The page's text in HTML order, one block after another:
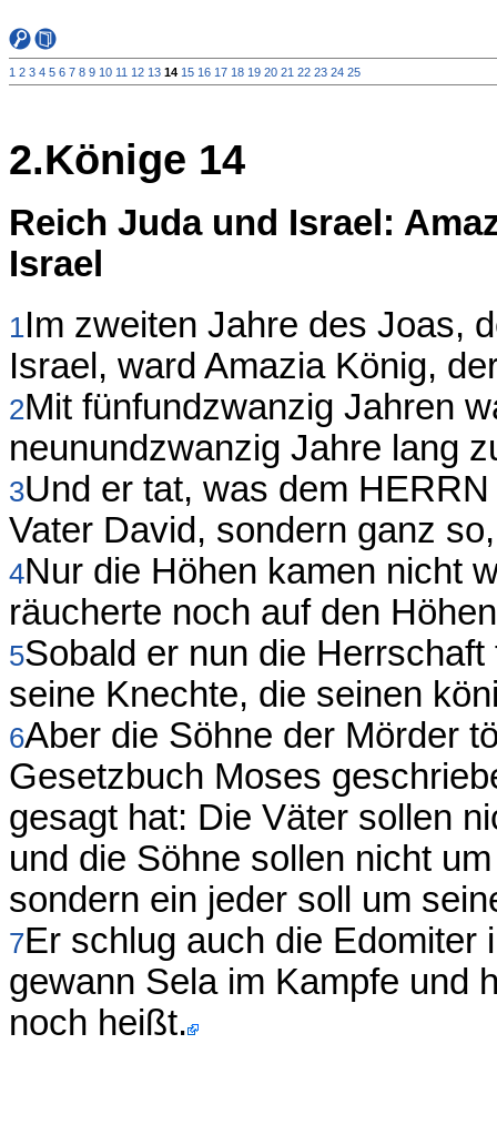
1 2 3 4 5 6 7 8 9 10 11 12 13 14 15 16 17 18 19 20 21 22 23 24 25
2.Könige 14
Reich Juda und Israel:
Israel
1Im zweiten Jahre des Joas,
Israel, ward Amazia König,
2Mit fünfundzwanzig Jahren
neunundzwanzig Jahre lang
3Und er tat, was dem
Vater David, sondern ganz
4Nur die Höhen kamen nicht
räucherte noch auf den
5Sobald er nun die
seine Knechte, die seinen
6Aber die Söhne der Mörder
Gesetzbuch Moses
gesagt hat: Die Väter sollen
und die Söhne sollen nicht
sondern ein jeder soll um
7Er schlug auch die Edomiter
gewann Sela im Kampfe und
noch heißt.